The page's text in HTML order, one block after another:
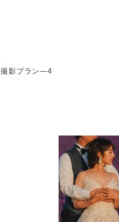
撮影プラン—4